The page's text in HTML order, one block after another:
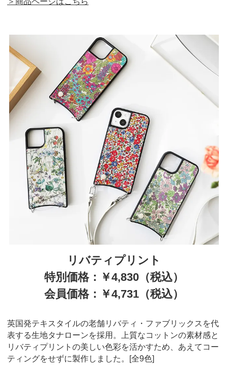
リバティプリント
特別価格：￥4,830（税込）
会員価格：￥4,731（税込）
英国発テキスタイルの老舗リバティ・ファブリックスを代
表する生地タナローンを採用。上質なコットンの素材感と
リバティプリントの美しい色彩を活かすため、あえてコー
ティングをせずに製作しました。[全9色]